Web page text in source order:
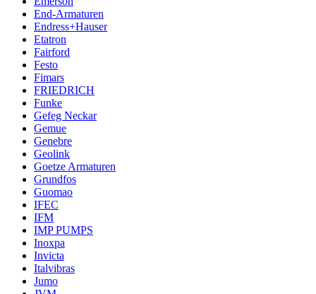
End-Armaturen
Endress+Hauser
Etatron
Fairford
Festo
Fimars
FRIEDRICH
Funke
Gefeg Neckar
Gemue
Genebre
Geolink
Goetze Armaturen
Grundfos
Guomao
IFEC
IFM
IMP PUMPS
Inoxpa
Invicta
Italvibras
Jumo